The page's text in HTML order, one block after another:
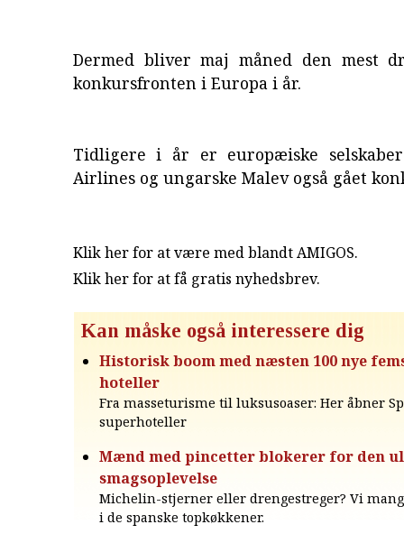
Dermed bliver maj måned den mest
konkursfronten i Europa i år.
Tidligere i år er europæiske
Airlines og ungarske Malev også gået
Klik her for at være med blandt AMIGOS.
Klik her for at få gratis nyhedsbrev.
Kan måske også interessere dig
Historisk boom med næsten 100 nye
hoteller
Fra masseturisme til luksusoaser: Her åbner
superhoteller
Mænd med pincetter blokerer for den
smagsoplevelse
Michelin-stjerner eller drengestreger? Vi
i de spanske topkøkkener.